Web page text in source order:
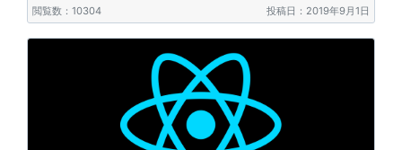
閲覧数：10304 投稿日：2019年9月1日